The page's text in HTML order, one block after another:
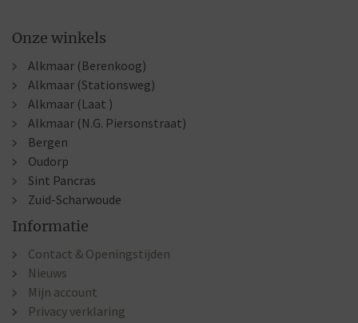
Onze winkels
Alkmaar (Berenkoog)
Alkmaar (Stationsweg)
Alkmaar (Laat )
Alkmaar (N.G. Piersonstraat)
Bergen
Oudorp
Sint Pancras
Zuid-Scharwoude
Informatie
Contact & Openingstijden
Nieuws
Mijn account
Privacy verklaring